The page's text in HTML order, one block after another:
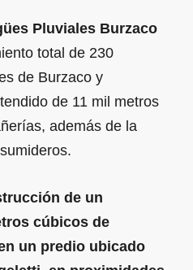
Pluviales Burzaco
total de 230
de Burzaco y
de 11 mil metros
además de la
de un
cúbicos de
un predio ubicado